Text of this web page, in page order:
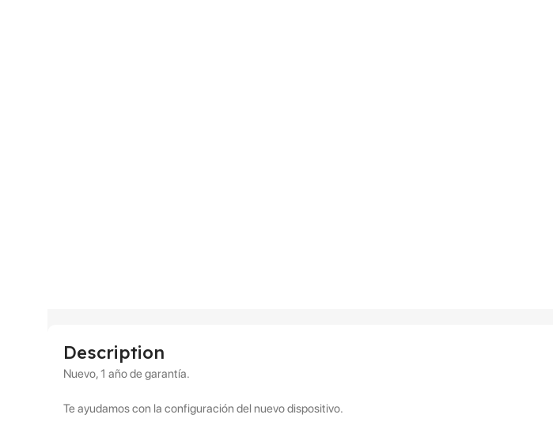
Description
Nuevo, 1 año de garantía.
Te ayudamos con la configuración del nuevo dispositivo.